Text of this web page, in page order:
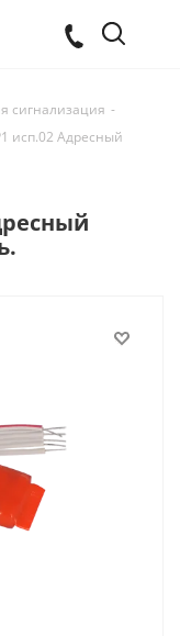
сигнализация -
исп.02 Адресный